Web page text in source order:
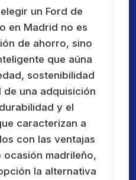
un Ford de
en Madrid no es
de ahorro, sino
que aúna
sostenibilidad
una adquisición
y el
caracterizan a
con las ventajas
ocasión madrileño,
la alternativa